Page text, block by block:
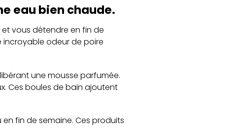
eau bien chaude.
vous détendre en fin de
incroyable odeur de poire
une mousse parfumée.
Ces boules de bain ajoutent
fin de semaine. Ces produits